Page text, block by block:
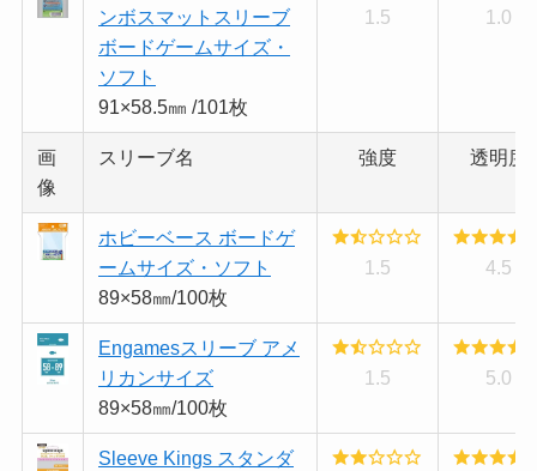
ンボスマットスリーブ
ボードゲームサイズ・
ソフト
91×58.5㎜ /101枚
1.5 1.0
画
像
スリーブ名 強度 透明度
ホビーベース ボードゲ
ームサイズ・ソフト
89×58㎜/100枚
1.5 4.5
Engamesスリーブ アメ
リカンサイズ
89×58㎜/100枚
1.5 5.0
Sleeve Kings スタンダ